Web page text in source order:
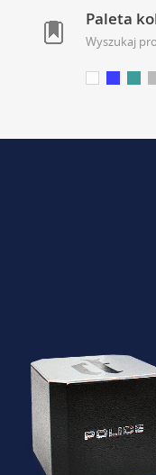
Paleta
Wyszukaj